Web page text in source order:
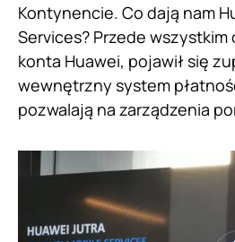
Kontynencie. Co dają nam
Services? Przede
konta Huawei, pojawił się
wewnętrzny system
pozwalają na zarządzenia